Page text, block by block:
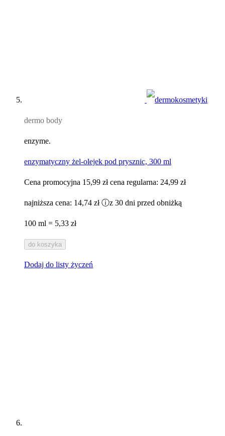
dermo body
enzyme.
enzymatyczny żel-olejek pod prysznic, 300 ml
Cena promocyjna 15,99 zł cena regularna: 24,99 zł
najniższa cena: 14,74 zł ⓘz 30 dni przed obniżką
100 ml = 5,33 zł
do koszyka
Dodaj do listy życzeń